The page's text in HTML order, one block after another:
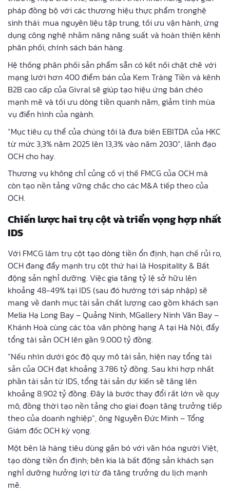
pháp đồng bộ với các thương hiệu thực phẩm tronghệ
sinh thái: mua nguyên liệu tập trung, tối ưu vận hành, ứng
dụng công nghệ nhằm nâng năng suất và hoàn thiện kênh
phân phối, chính sách bán hàng.
Hệ thống phân phối sản phẩm sẵn có kết nối chặt chẽ với
mạng lưới hơn 400 điểm bán của Kem Tràng Tiền và kênh
B2B cao cấp của Givral sẽ giúp tạo hiệu ứng bán chéo
mạnh mẽ và tối ưu dòng tiền quanh năm, giảm tính mùa
vụ điển hình của ngành.
“Mục tiêu cụ thể của chúng tôi là đưa biên EBITDA của HKC
từ mức 3,3% năm 2025 lên 13,3% vào năm 2030”, lãnh đạo
OCH cho hay.
Thương vụ không chỉ củng cố vị thế FMCG của OCH mà
còn tạo nền tảng vững chắc cho các M&A tiếp theo của
OCH.
Chiến lược hai trụ cột và triển vọng hợp nhất
IDS
Với FMCG làm trụ cột tạo dòng tiền ổn định, hạn chế rủi ro,
OCH đang đẩy mạnh trụ cột thứ hai là Hospitality & Bất
động sản nghỉ dưỡng. Việc gia tăng tỷ lệ sở hữu lên
khoảng 48-49% tại IDS (sau đó hướng tới sáp nhập) sẽ
mang về danh mục tài sản chất lượng cao gồm khách sạn
Melia Hạ Long Bay – Quảng Ninh, MGallery Ninh Vân Bay –
Khánh Hoà cùng các tòa văn phòng hạng A tại Hà Nội, đẩy
tổng tài sản OCH lên gần 9.000 tỷ đồng.
“Nếu nhìn dưới góc độ quy mô tài sản, hiện nay tổng tài
sản của OCH đạt khoảng 3.786 tỷ đồng. Sau khi hợp nhất
phần tài sản từ IDS, tổng tài sản dự kiến sẽ tăng lên
khoảng 8.902 tỷ đồng. Đây là bước thay đổi rất lớn về quy
mô, đồng thời tạo nền tảng cho giai đoạn tăng trưởng tiếp
theo của doanh nghiệp”, ông Nguyễn Đức Minh – Tổng
Giám đốc OCH kỳ vọng.
Một bên là hàng tiêu dùng gắn bó với văn hóa người Việt,
tạo dòng tiền ổn định; bên kia là bất động sản khách sạn
nghỉ dưỡng hưởng lợi từ đà tăng trưởng du lịch mạnh
mẽ.